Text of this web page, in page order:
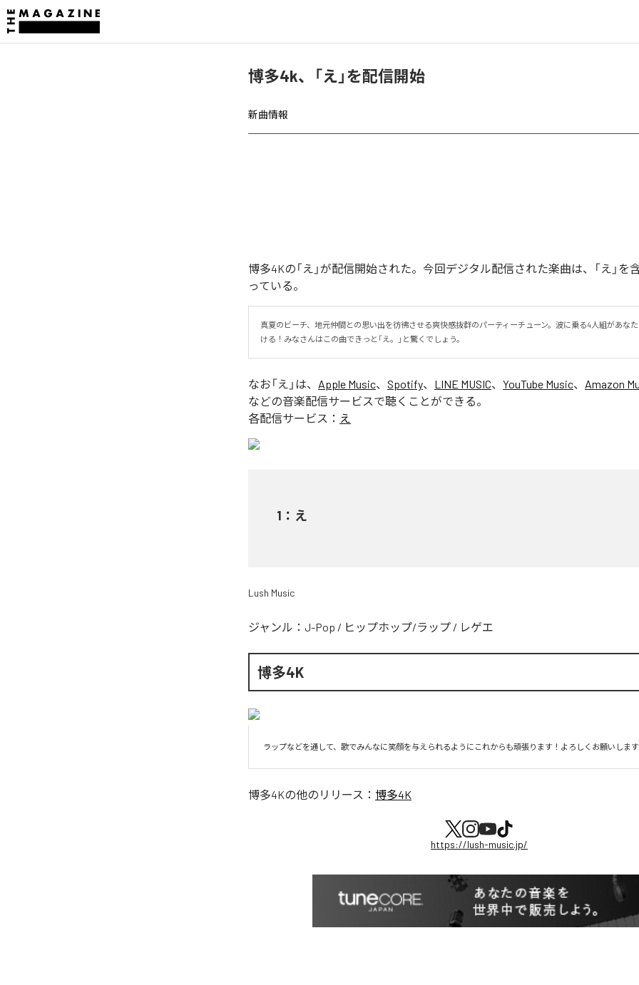
博多4k、「え」を配信開始
新曲情報
博多4Kの「え」が配信開始された。今回デジタル配信された楽曲は、「え」を
っている。
真夏のビーチ、地元仲間との思い出を彷彿させる爽快感抜群のパーティーチューン。波に乗る4人組があな
ける！みなさんはこの曲できっと「え。」と驚くでしょう。
なお「え 」は、 Apple Music、 Spotify、 LINE MUSIC、 YouTube Music、 Amazon
などの音楽配信サービスで聴くことができる。
各配信サービス： え
1 ： え
Lush Music
ジャンル： J-Pop / ヒップホップ/ラップ / レゲエ
博多4K
ラップなどを通して、歌でみんなに笑顔を与えられるようにこれからも頑張ります！よろしくお願いしま
博多4Kの他のリリース： 博多4K
https://lush-music.jp/